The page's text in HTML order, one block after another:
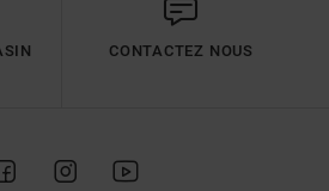
CONTACTEZ NOUS